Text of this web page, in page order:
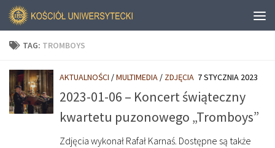
TAG: TROMBOYS
AKTUALNOŚCI /MULTIMEDIA / ZDJĘCIA 7 STYCZNIA 2023
2023-01-06 – Koncert świąteczny
kwartetu puzonowego „Tromboys”
Zdjęcia wykonał Rafał Karnaś. Dostępne są także